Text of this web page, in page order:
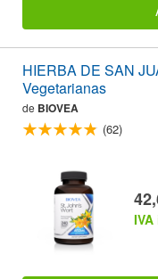
HIERBA DE SAN
Vegetarianas
de BIOVEA
(62)